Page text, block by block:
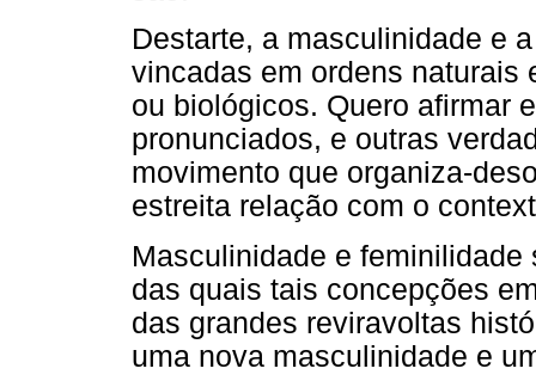
Destarte, a masculinidade e
vincadas em ordens naturais
ou biológicos. Quero afirmar
pronunciados, e outras
movimento que organiza-
estreita relação com o
Masculinidade e
das quais tais concepções
das grandes reviravoltas
uma nova masculinidade e